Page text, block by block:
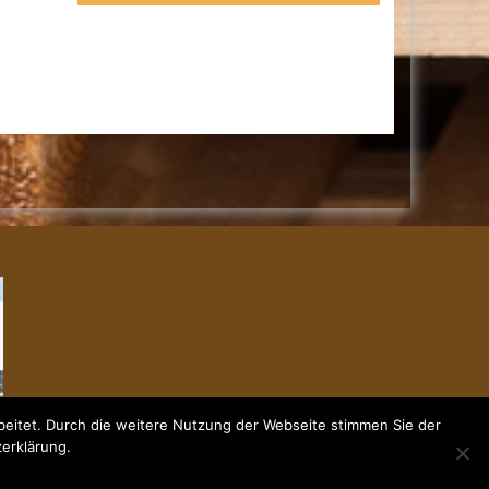
Durch die weitere Nutzung der Webseite stimmen Sie der